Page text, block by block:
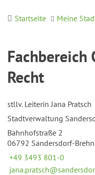
Startseite Meine
Fachbereich
Recht
stllv. Leiterin Jana Pratsch
Stadtverwaltung
Bahnhofstraße 2
06792 Sandersdorf-
+49 3493 801-0